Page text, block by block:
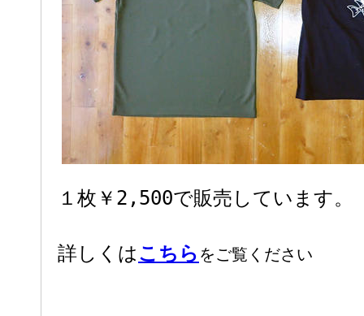
１枚￥2,500で販売しています。
詳しくはこちら をご覧ください